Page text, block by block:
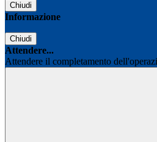
Chiudi
Informazione
Chiudi
Attendere...
Attendere il completamento